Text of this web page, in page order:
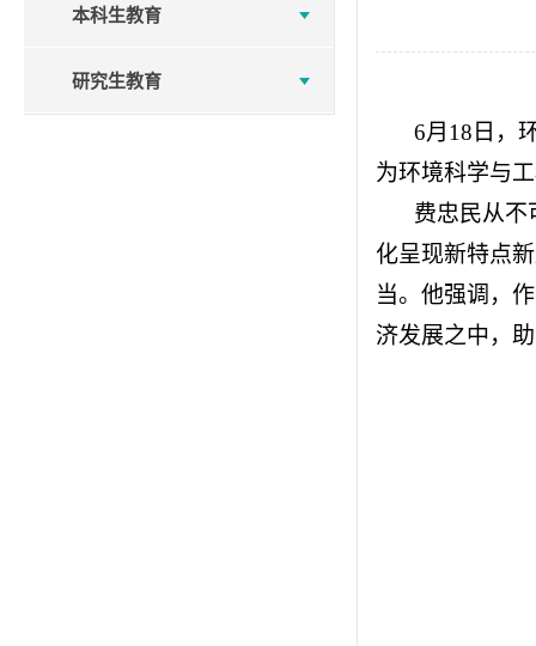
本科生教育
研究生教育
6月 18 日，
为环境科学与
费忠民从不
化呈现新特点
当。他强调，
济发展之中，